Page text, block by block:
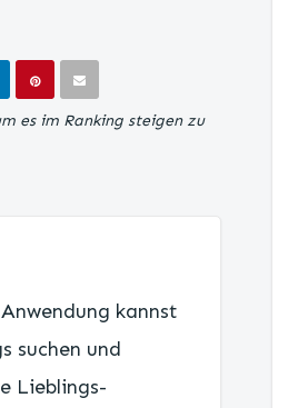
es im Ranking steigen zu
kannst
suchen und
Lieblings-